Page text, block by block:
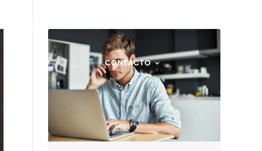
GRÁFICO
CONTACTO